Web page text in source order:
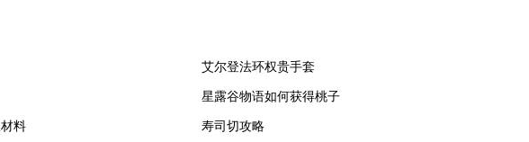
艾尔登法环权贵手套
星露谷物语如何获得桃子
料
寿司切攻略